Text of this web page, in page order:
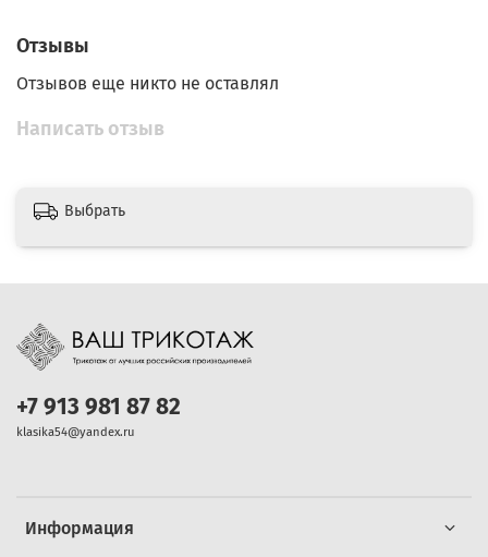
Отзывы
Отзывов еще никто не оставлял
Написать отзыв
Выбрать
Информация
+7 913 981 87 82
klasika54@yandex.ru